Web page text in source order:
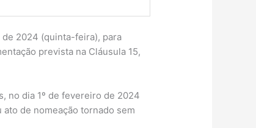
2024 (quinta-feira), para
prevista na Cláusula 15,
no dia 1º de fevereiro de 2024
de nomeação tornado sem